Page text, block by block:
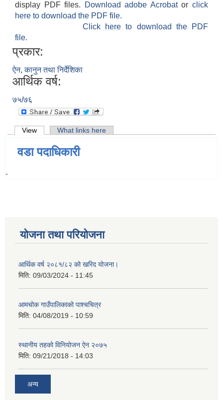
display PDF files.
Download adobe Acrobatorclick
here to download the PDF file.
Click here to download the PDF
file.
प्रकार:
ऐन, कानुन तथा निर्देशिका
आर्थिक वर्ष:
७५/७६
Primary tabs
View (active tab)What links here
वडा पदाधिकारी
-
योजना तथा परियोजना
आर्थिक वर्ष २०८१/८२ को खरिद योजना।
मिति: 09/03/2024 - 11:45
आमचोक गाउँपालिकाको पाश्चचित्र
मिति: 04/08/2019 - 10:59
स्थानीय तहको विनियोजन ऐन २०७५
मिति: 09/21/2018 - 14:03
अन्य